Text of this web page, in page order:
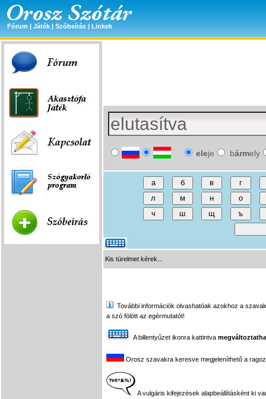
Fórum | Játék | Szóbeírás | Linkek
eleje bármely
Kis türelmet kérek...
További információk olvashatóak azokhoz a
a szó fölött az egérmutatót!
A billentyűzet ikonra kattintva
Orosz szavakra keresve megjeleníthető a
A vulgáris kifejezések alapbeállításként ki